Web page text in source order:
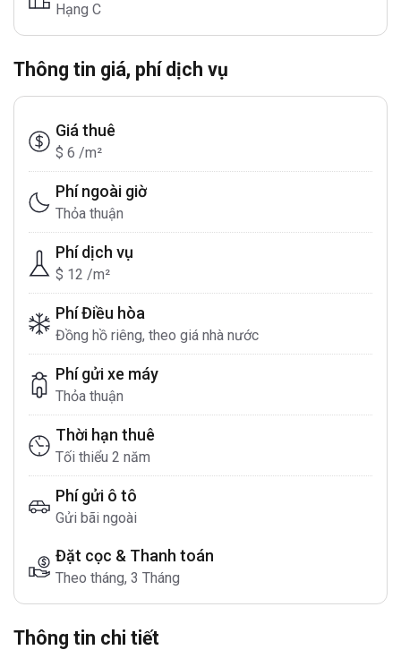
Hạng C
Thông tin giá, phí dịch vụ
Giá thuê
$ 6 /m²
Phí ngoài giờ
Thỏa thuận
Phí dịch vụ
$ 12 /m²
Phí Điều hòa
Đồng hồ riêng, theo giá nhà nước
Phí gửi xe máy
Thỏa thuận
Thời hạn thuê
Tối thiểu 2 năm
Phí gửi ô tô
Gửi bãi ngoài
Đặt cọc & Thanh toán
Theo tháng, 3 Tháng
Thông tin chi tiết